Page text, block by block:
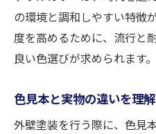
の環境と調和しやすい特徴
度を高めるために、流行と
良い色選びが求められます。
色見本と実物の違いを理
外壁塗装を行う際に、色見